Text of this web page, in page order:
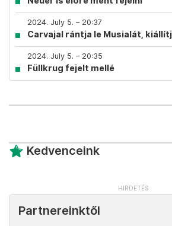
2024. July 5. – 20:37
Carvajal rántja le Musialát,
2024. July 5. – 20:35
Füllkrug fejelt mellé
Kedvenceink
Partnereinktől